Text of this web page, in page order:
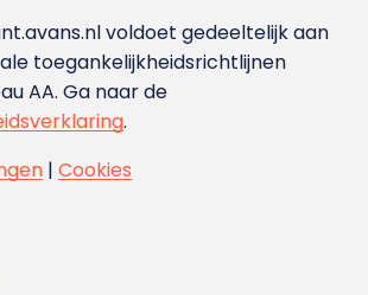
voldoet gedeeltelijk aan
toegankelijkheidsrichtlijnen
AA. Ga naar de
.
| Cookies